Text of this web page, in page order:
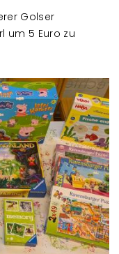
Golser
um 5 Euro zu